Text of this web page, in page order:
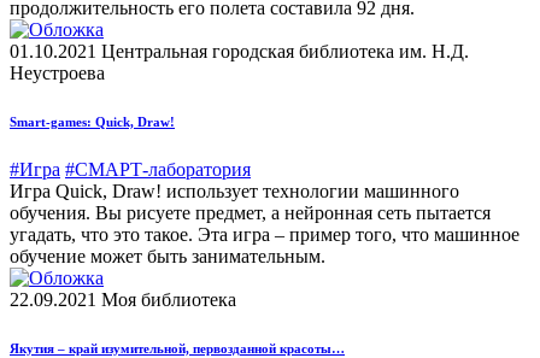
продолжительность его полета составила 92 дня.
01.10.2021 Центральная городская библиотека им. Н.Д.
Неустроева
Smart-games: Quick, Draw!
#Игра #СМАРТ-лаборатория
Игра Quick, Draw! использует технологии машинного
обучения. Вы рисуете предмет, а нейронная сеть пытается
угадать, что это такое. Эта игра – пример того, что машинное
обучение может быть занимательным.
22.09.2021 Моя библиотека
Якутия – край изумительной, первозданной красоты…